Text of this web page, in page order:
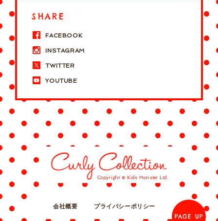
SHARE
FACEBOOK
INSTAGRAM
TWITTER
YOUTUBE
Copyright © Kids Monster Ltd.
会社概要
プライバシーポリシー
PAGE UP